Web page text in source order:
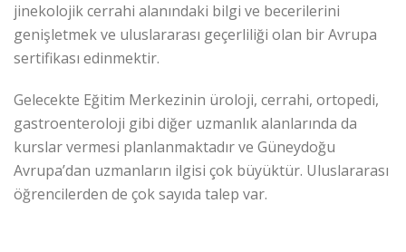
jinekolojik cerrahi alanındaki bilgi ve becerilerini
genişletmek ve uluslararası geçerliliği olan bir Avrupa
sertifikası edinmektir.
Gelecekte Eğitim Merkezinin üroloji, cerrahi, ortopedi,
gastroenteroloji gibi diğer uzmanlık alanlarında da
kurslar vermesi planlanmaktadır ve Güneydoğu
Avrupa’dan uzmanların ilgisi çok büyüktür. Uluslararası
öğrencilerden de çok sayıda talep var.